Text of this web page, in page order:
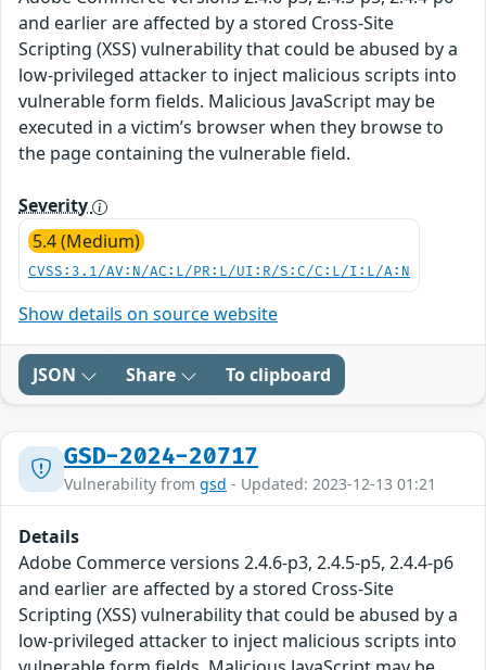
and earlier are affected by a stored Cross-Site
Scripting (XSS) vulnerability that could be abused by a
low-privileged attacker to inject malicious scripts into
vulnerable form fields. Malicious JavaScript may be
executed in a victim’s browser when they browse to
the page containing the vulnerable field.
Severity
5.4 (Medium)
CVSS:3.1/AV:N/AC:L/PR:L/UI:R/S:C/C:L/I:L/A:N
Show details on source website
JSON Share To clipboard
GSD-2024-20717
Vulnerability from gsd - Updated: 2023-12-13 01:21
Details
Adobe Commerce versions 2.4.6-p3, 2.4.5-p5, 2.4.4-p6
and earlier are affected by a stored Cross-Site
Scripting (XSS) vulnerability that could be abused by a
low-privileged attacker to inject malicious scripts into